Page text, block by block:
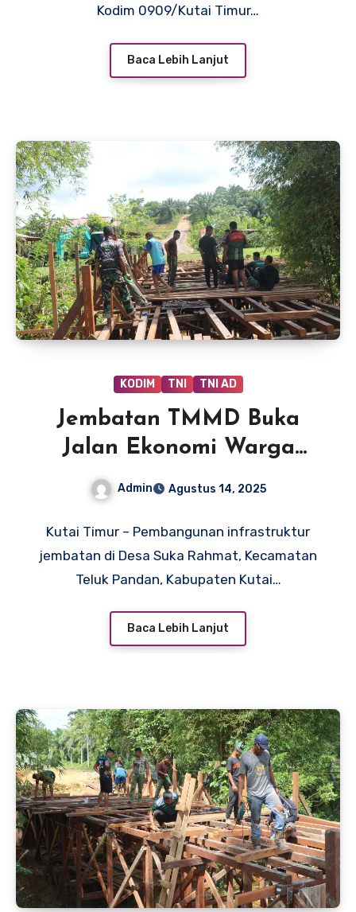
Kodim 0909/Kutai Timur…
Baca Lebih Lanjut
KODIM TNI TNI AD
Jembatan TMMD Buka
Jalan Ekonomi Warga
Admin Agustus 14, 2025
Kutai Timur – Pembangunan infrastruktur
jembatan di Desa Suka Rahmat, Kecamatan
Teluk Pandan, Kabupaten Kutai…
Baca Lebih Lanjut